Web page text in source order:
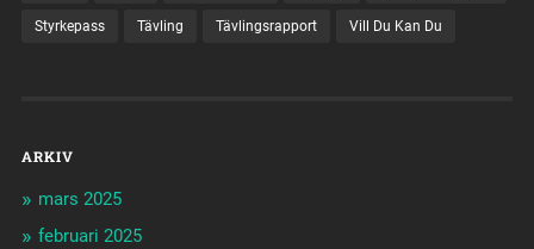
Styrkepass Tävling Tävlingsrapport Vill Du Kan Du
ARKIV
mars 2025
februari 2025